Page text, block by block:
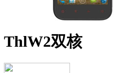
ThlW2双核